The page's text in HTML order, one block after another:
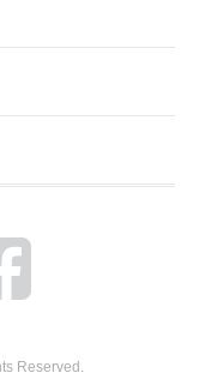
Reserved.